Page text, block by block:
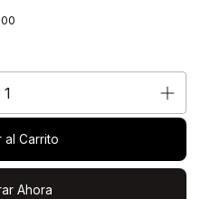
al Carrito
Ahora